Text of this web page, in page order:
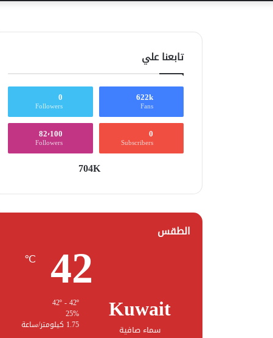
تابعنا علي
622k
Fans
0
Followers
0
Subscribers
82٬100
Followers
704K
الطقس
Kuwait
سماء صافية
42
℃
42º - 42º
25%
1.75 كيلومتر/ساعة